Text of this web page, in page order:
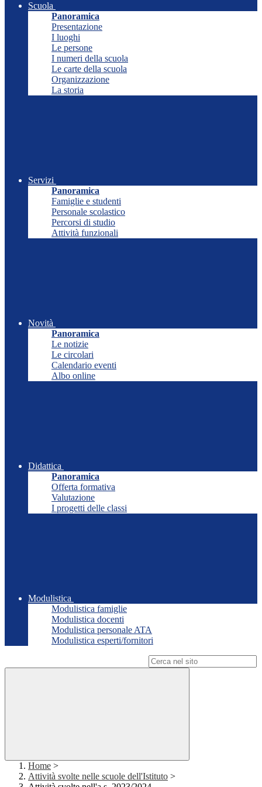
Scuola
Panoramica
Presentazione
I luoghi
Le persone
I numeri della scuola
Le carte della scuola
Organizzazione
La storia
Servizi
Panoramica
Famiglie e studenti
Personale scolastico
Percorsi di studio
Attività funzionali
Novità
Panoramica
Le notizie
Le circolari
Calendario eventi
Albo online
Didattica
Panoramica
Offerta formativa
Valutazione
I progetti delle classi
Modulistica
Modulistica famiglie
Modulistica docenti
Modulistica personale ATA
Modulistica esperti/fornitori
Home >
Attività svolte nelle scuole dell'Istituto >